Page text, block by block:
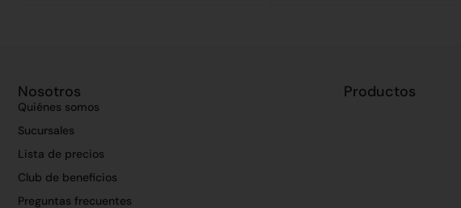
Nosotros
Quiénes somos
Sucursales
Lista de precios
Club de beneficios
Preguntas frecuentes
Productos